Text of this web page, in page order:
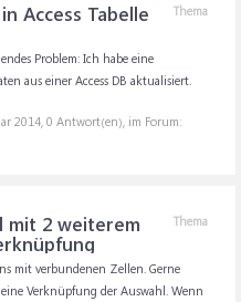
Thema
Access Tabelle
Problem: Ich habe eine
aus einer Access DB aktualisiert.
2014, 0 Antwort(en), im Forum:
Thema
mit 2 weiterem
mit verbundenen Zellen. Gerne
Verknüpfung der Auswahl. Wenn